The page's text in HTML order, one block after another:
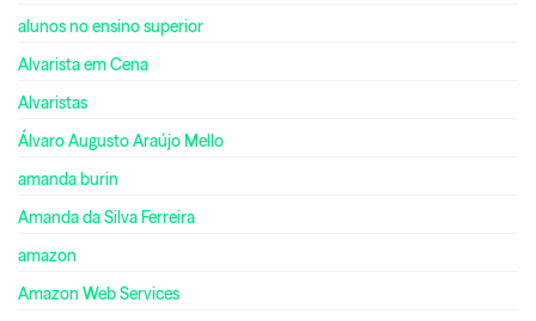
alunos no ensino superior
Alvarista em Cena
Alvaristas
Álvaro Augusto Araújo Mello
amanda burin
Amanda da Silva Ferreira
amazon
Amazon Web Services